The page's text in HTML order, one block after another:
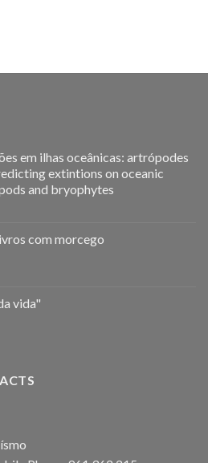
em ilhas oceânicas: artrópodes
extintions on oceanic
and bryophytes
com morcego
vida"